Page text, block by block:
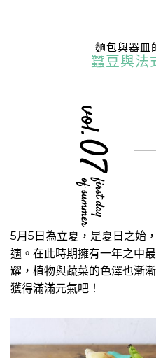
麵包與器皿
蠶豆與法
5月5日為立夏，是夏日之始
適。在此時期擁有一年之中
耀，植物與蔬菜的色澤也漸
獲得滿滿元氣吧！